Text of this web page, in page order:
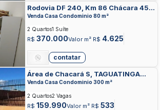
Rodovia DF 240, Km 86 Chácara 45,
TAGUATINGA NORTE, TAGUATINGA
Venda Casa Condominio 80 m²
R$ 370.000Valor m² R$ 4.625
2 Quartos1 Suíte
contatar
Área de Chacará S, TAGUATINGA
NORTE, TAGUATINGA
Venda Casa Condominio 300 m²
R$ 159.990Valor m² R$ 533
2 Quartos2 Vagas